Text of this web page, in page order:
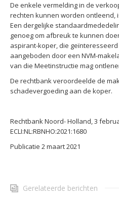
De enkele vermelding in de
rechten kunnen worden ontleend,
Een dergelijke
genoeg om afbreuk te kunnen
aspirant-koper, die
aangeboden door een NVM-
van die Meetinstructie mag
De rechtbank veroordeelde de
schadevergoeding aan de koper.
Rechtbank Noord- Holland, 3
ECLI:NL:RBNHO:2021:1680
Publicatie 2 maart 2021
Gerelateerde berichten